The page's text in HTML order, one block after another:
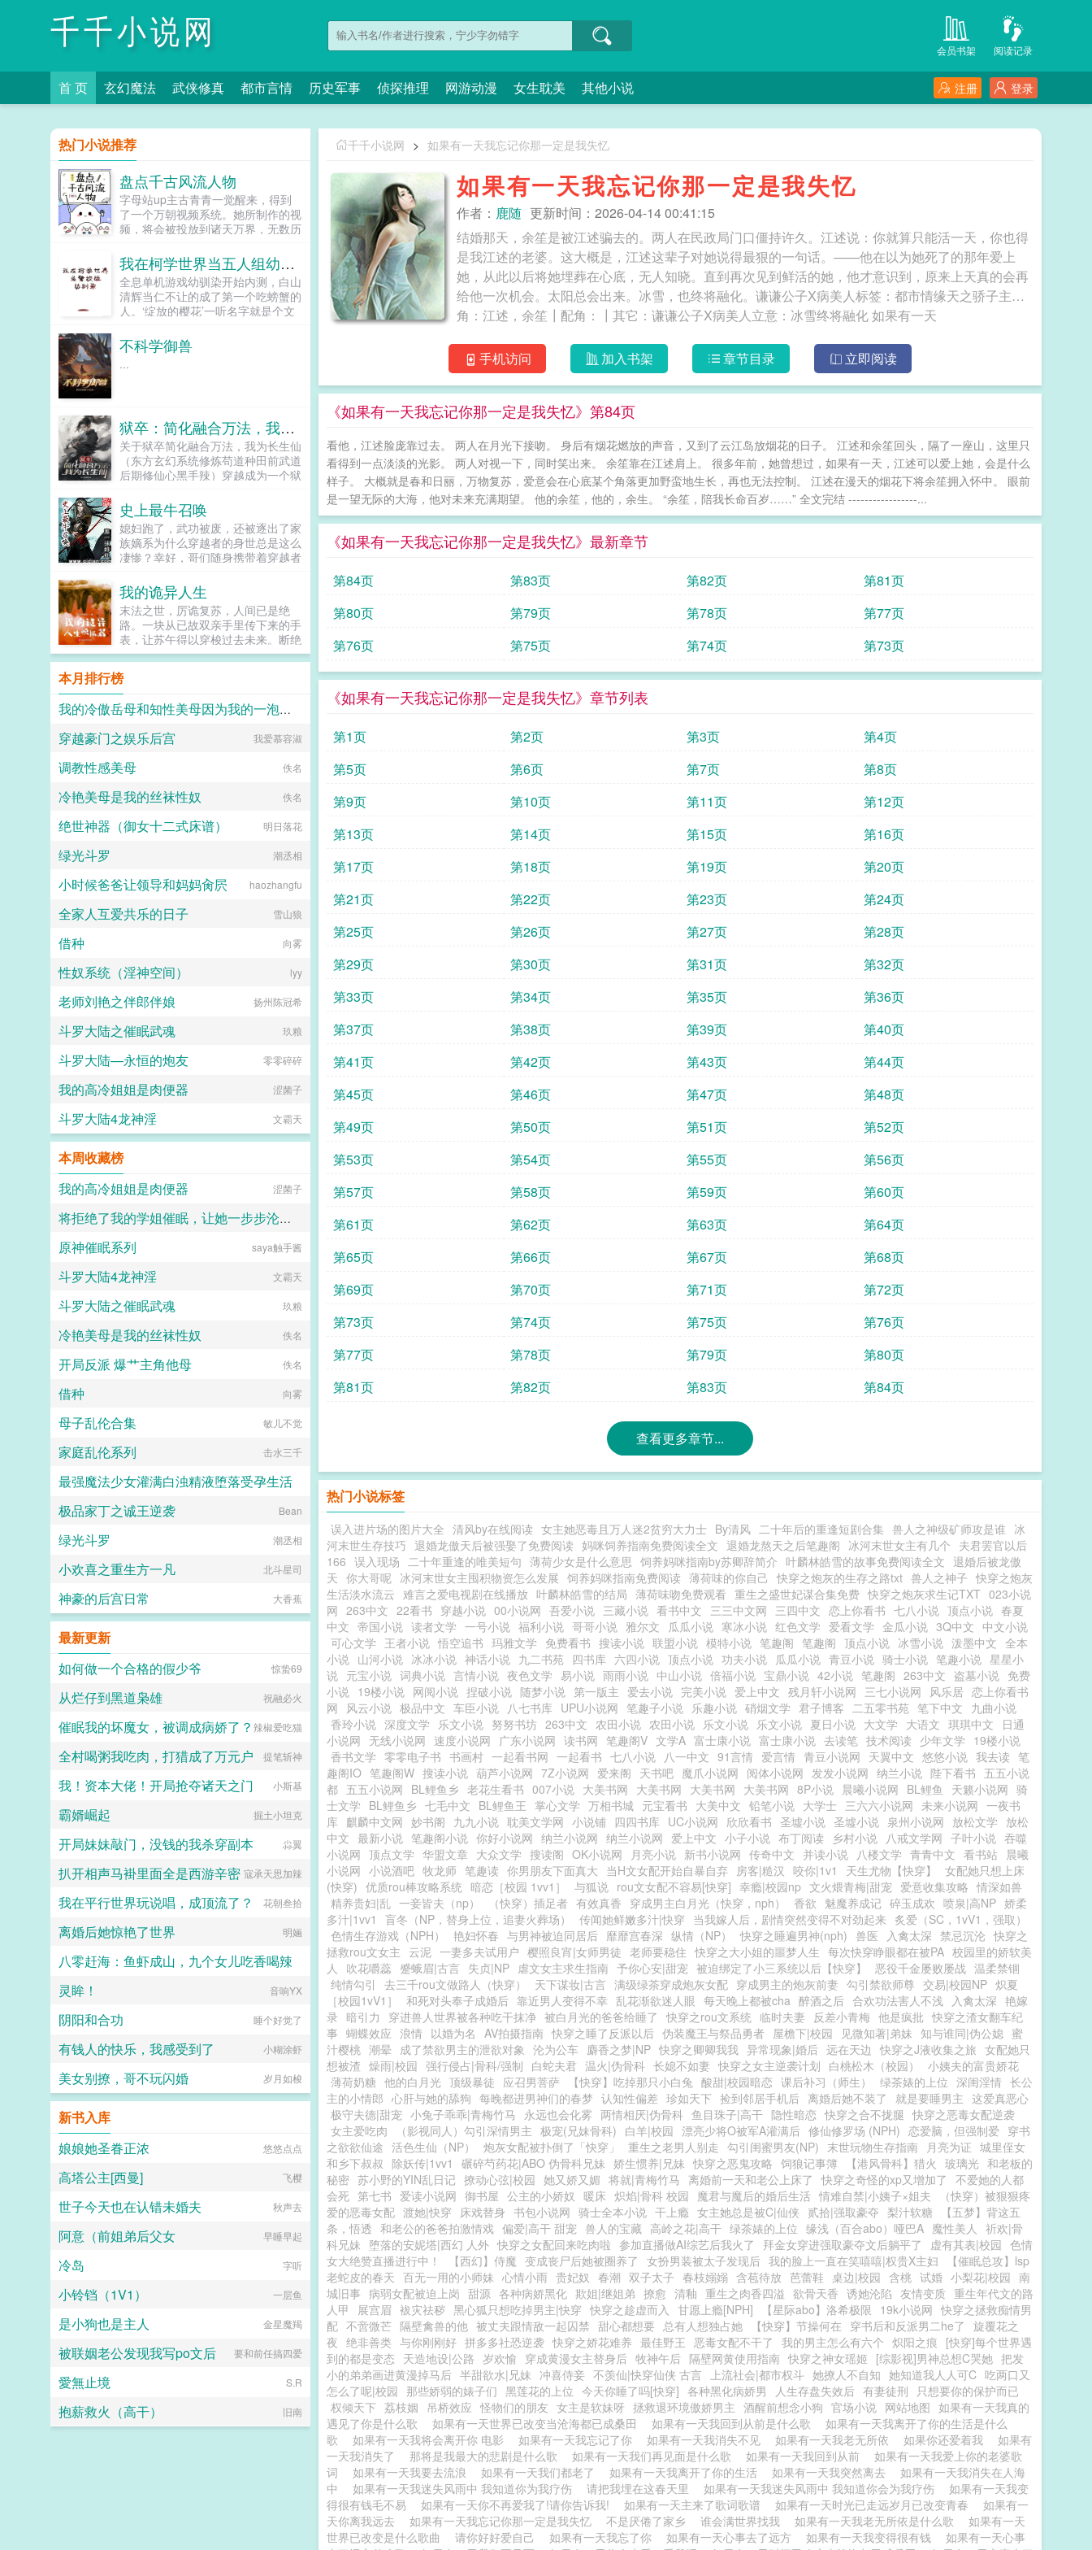
千千小说网 阅读记录
会员书架
首 页 玄幻魔法 武侠修真 都市言情 历史军事 侦探推理 网游动漫 女生耽美 其他小说 登录
注册
千千小说网 > 如果有一天我忘记你那一定是我失忆
如果有一天我忘记你那一定是我失忆
作者： 鹿随 更新时间：2026-04-14 00:41:15
结婚那天，余笙是被江述骗去的。两人在民政局门口僵持许久。江述说：你就算只能活一天，你也得
是我江述的老婆。这大概是，江述这辈子对她说得最狠的一句话。——他在以为她死了的那年爱上
她，从此以后将她埋葬在心底，无人知晓。直到再次见到鲜活的她，他才意识到，原来上天真的会再
给他一次机会。太阳总会出来。冰雪，也终将融化。谦谦公子X病美人标签：都市情缘天之骄子主
角：江述，余笙┃配角：┃其它：谦谦公子X病美人立意：冰雪终将融化 如果有一天
手机访问 加入书架 章节目录 立即阅读
《如果有一天我忘记你那一定是我失忆》第84页
看他，江述脸庞靠过去。 两人在月光下接吻。 身后有烟花燃放的声音，又到了云江岛放烟花的日子。 江述和余笙回头，隔了一座山，这里只
看得到一点淡淡的光影。 两人对视一下，同时笑出来。 余笙靠在江述肩上。 很多年前，她曾想过，如果有一天，江述可以爱上她，会是什么
样子。 大概就是春和日丽，万物复苏，爱意会在心底某个角落更加野蛮地生长，再也无法控制。 江述在漫天的烟花下将余笙拥入怀中。 眼前
是一望无际的大海，他对未来充满期望。 他的余笙，他的，余生。 “余笙，陪我长命百岁……” 全文完结 -----------------...
《如果有一天我忘记你那一定是我失忆》最新章节
第84页 第83页 第82页
第81页
第80页
第79页 第78页
第77页
第76页
第75页 第74页 第73页
《如果有一天我忘记你那一定是我失忆》章节列表
第1页 第2页 第3页
第4页
第5页
第6页 第7页
第8页
第9页
第10页 第11页
第12页
第13页
第14页 第15页
第16页
第17页
第18页 第19页
第20页
第21页
第22页 第23页
第24页
第25页
第26页 第27页
第28页
第29页
第30页 第31页
第32页
第33页
第34页 第35页
第36页
第37页
第38页 第39页
第40页
第41页
第42页 第43页
第44页
第45页
第46页 第47页
第48页
第49页
第50页 第51页
第52页
第53页
第54页 第55页
第56页
第57页
第58页 第59页
第60页
第61页
第62页 第63页
第64页
第65页
第66页 第67页
第68页
第69页
第70页 第71页
第72页
第73页
第74页 第75页
第76页
第77页
第78页 第79页
第80页
第81页
第82页 第83页 第84页
查看更多章节...
热门小说标签
误入进片场的图片大全 清风by在线阅读 女主她恶毒且万人迷2贫穷大力士 By清风 二十年后的重逢短剧合集 兽人之神级矿师攻是谁 冰
河末世生存技巧 退婚龙傲天后被强娶了免费阅读 妈咪饲养指南免费阅读全文 退婚龙熬天之后笔趣阁 冰河末世女主有几个 夫君罢官以后
166 误入现场 二十年重逢的唯美短句 薄荷少女是什么意思 饲养妈咪指南by苏卿辞简介 叶麟林皓雪的故事免费阅读全文 退婚后被龙傲
天 你大哥呢 冰河末世女主囤积物资怎么发展 饲养妈咪指南免费阅读 薄荷味的你自己 快穿之炮灰的生存之路txt 兽人之神子 快穿之炮灰
生活淡水流云 难言之爱电视剧在线播放 叶麟林皓雪的结局 薄荷味吻免费观看 重生之盛世妃谋合集免费 快穿之炮灰求生记TXT 023小说
网 263中文 22看书 穿越小说 00小说网 吾爱小说 三藏小说 看书中文 三三中文网 三四中文 恋上你看书 七八小说 顶点小说 春夏
中文 帝国小说 读者文学 一号小说 福利小说 哥哥小说 雅尔文 瓜瓜小说 寒冰小说 红色文学 爱看文学 金瓜小说 3Q中文 中文小说
可心文学 王者小说 悟空追书 玛雅文学 免费看书 搜读小说 联盟小说 模特小说 笔趣阁 笔趣阁 顶点小说 冰雪小说 泼墨中文 全本
小说 山河小说 冰冰小说 神话小说 九二书苑 四书库 六四小说 顶点小说 功夫小说 瓜瓜小说 青豆小说 骑士小说 笔趣小说 星星小
说 元宝小说 词典小说 言情小说 夜色文学 易小说 雨雨小说 中山小说 倍福小说 宝鼎小说 42小说 笔趣阁 263中文 盗墓小说 免费
小说 19楼小说 网阅小说 捏破小说 随梦小说 第一版主 爱去小说 完美小说 爱上中文 残月轩小说网 三七小说网 风乐居 恋上你看书
网
风云小说 极品中文 车臣小说 八七书库 UPU小说网 笔趣子小说 乐趣小说 硝烟文学 君子博客 二五零书苑 笔下中文 九曲小说
香玲小说 深度文学 乐文小说 努努书坊 263中文 农田小说 农田小说 乐文小说 乐文小说 夏日小说 大文学 大语文 琪琪中文
日通
小说网 无线小说网 速度小说网 广东小说网 读书网 笔趣阁V 文学A 富士康小说 富士康小说 去读笔 技术阅读 少年文学 19楼小说
香书文学 零零电子书 书画村 一起看书网 一起看书 七八小说 八一中文 91言情 爱言情 青豆小说网 天翼中文 悠悠小说 我去读 笔
趣阁IO 笔趣阁W 搜读小说 葫芦小说网 7Z小说网 爱来阁 天书吧 魔爪小说网 阅体小说网 发发小说网 纳兰小说 陛下看书 五五小说
都 五五小说网 BL鲤鱼乡 老花生看书 007小说 大美书网 大美书网 大美书网 大美书网 8P小说 晨曦小说网 BL鲤鱼 天籁小说网 骑
士文学 BL鲤鱼乡 七毛中文 BL鲤鱼王 掌心文学 万相书城 元宝看书 大美中文 铅笔小说 大学士 三六六小说网 未来小说网 一夜书
库 麒麟中文网 妙书阁 九九小说 耽美文学网 小说铺 四四书库 UC小说网 欣欣看书 圣墟小说 圣墟小说 泉州小说网 放松文学 放松
中文 最新小说 笔趣阁小说 你好小说网 纳兰小说网 纳兰小说网 爱上中文 小子小说 布丁阅读 乡村小说 八戒文学网 子叶小说 吞噬
小说网 顶点文学 华盟文章 大众文学 搜读阁 OK小说网 月亮小说 新书小说网 传奇中文 并读小说 八楼文学 青青中文 看书站 晨曦
小说网 小说酒吧 牧龙师 笔趣读 你男朋友下面真大 当H文女配开始自暴自弃 房客|糙汉 咬你|1v1 天生尤物【快穿】
女配她只想上床
(快穿) 优质rou棒攻略系统 暗恋［校园 1vv1］ 与狐说 rou文女配不容易[快穿] 幸瘾|校园np 文火煨青梅|甜宠 爱意收集攻略 情深如兽
精养贵妇|乱 一妾皆夫（np） （快穿）插足者 有效真香 穿成男主白月光（快穿，nph） 香欲 魅魔养成记 碎玉成欢 喷泉|高NP 娇柔
多汁|1vv1
盲冬（NP，替身上位，追妻火葬场） 传闻她鲜嫩多汁|快穿 当我嫁人后，剧情突然变得不对劲起来 炙爱（SC，1vV1，强取）
色情生存游戏（NPH）
艳妇怀春 与男神被迫同居后 靡靡宫春深 纵情（NP） 快穿之睡遍男神(nph) 兽医 入禽太深 禁忌沉沦 快穿之
拯救rou文女主 云泥 一妻多夫试用户 樱照良宵|女师男徒 老师要稳住 快穿之大小姐的噩梦人生 每次快穿睁眼都在被PA 校园里的娇软美
人
吹花嚼蕊 蹙蛾眉|古言 失贞|NP 虐文女主求生指南 予你心安|甜宠 被迫绑定了小三系统以后【快穿】 恶役千金屡败屡战 温柔禁锢
纯情勾引
去三千rou文做路人（快穿） 天下谋妆|古言 满级绿茶穿成炮灰女配 穿成男主的炮灰前妻 勾引禁欲师尊 交易|校园NP 炽夏
［校园1vV1］
和死对头奉子成婚后 靠近男人变得不幸 乱花渐欲迷人眼 每天晚上都被cha 醉酒之后 合欢功法害人不浅 入禽太深 艳嫁
录 暗引力 穿进兽人世界被各种吃干抹净 被白月光的爸爸给睡了 快穿之rou文系统 临时夫妻 反差小青梅 他是疯批 快穿之渣女翻车纪
事 蝴蝶效应 浪情 以婚为名 AV拍摄指南 快穿之睡了反派以后 伪装魔王与祭品勇者 屋檐下|校园 见微知著|弟妹 知与谁同|伪公媳 蜜
汁樱桃 潮晕 成了禁欲男主的泄欲对象 沦为公车 麝香之梦|NP 快穿之卿卿我我 异常现象|婚后 远在天边 快穿之J液收集之旅 女配她只
想被渣 燥雨|校园 强行侵占|骨科/强制 白蛇夫君 温火|伪骨科 长媳不如妻 快穿之女主逆袭计划 白桃松木（校园）
小姨夫的富贵娇花
薄荷奶糖 他的白月光 顶级暴徒 应召男菩萨 【快穿】吃掉那只小白兔 酸甜|校园暗恋 课后补习（师生） 绿茶婊的上位 深闺淫情 长公
主的小情郎 心肝与她的舔狗 每晚都进男神们的春梦 认知性偏差 珍如天下 捡到邻居手机后 离婚后她不装了 就是要睡男主 这爱真恶心
极守夫德|甜宠 小兔子乖乖|青梅竹马 永远也会化雾 两情相厌|伪骨科 鱼目珠子|高干 隐性暗恋 快穿之合不拢腿 快穿之恶毒女配逆袭
女主爱吃肉
（影视同人）勾引深情男主 极宠(兄妹骨科) 白羊|校园 漂亮少将O被军A灌满后 修仙修罗场 (NPH) 恋爱脑，但强制爱 穿书
之欲欲仙途 活色生仙（NP） 炮灰女配被扑倒了「快穿」 重生之老男人别走 勾引闺蜜男友(NP) 末世玩物生存指南 月亮为证 城里侄女
和乡下叔叔 除妖传|1vv1 碾碎芍药花|ABO 伪骨科兄妹 娇生惯养|兄妹 快穿之恶鬼攻略 饲狼记事簿 【港风骨科】猎火 玻璃光 和老板的
秘密 苏小野的YIN乱日记 撩动心弦|校园 她又娇又媚 将就|青梅竹马 离婚前一天和老公上床了 快穿之奇怪的xp又增加了 不爱她的人都
会死 第七书 爱读小说网 御书屋 公主的小娇奴 暖床 炽焰|骨科 校园 魔君与魔后的婚后生活 情难自禁|小姨子×姐夫
（快穿）被狠狠疼
爱的恶毒女配 渡她|快穿 床戏替身 书包小说网 骑士全本小说 干上瘾 女主她总是被C|仙侠 贰拾|强取豪夺 梨汁软糖
【五梦】背这五
条，悟透 和老公的爸爸拍激情戏 偏爱|高干 甜宠 兽人的宝藏 高岭之花|高干 绿茶婊的上位 缘浅（百合abo）哑巴A 魔性美人 祈欢|骨
科兄妹 堕落的安妮塔|西幻 人外 快穿之女配回来吃肉啦 参加直播做AI综艺后我火了 拜金女穿进强取豪夺文后躺平了 虚有其表|校园 色情
女大绝赞直播进行中！
【西幻】侍魔 变成丧尸后她被圈养了 女扮男装被太子发现后 我的脸上一直在笑嘻嘻|权贵X主妇
【催眠总攻】lsp
老蛇皮的春天 百无一用的小师妹 心情小雨 贵妃奴 春潮 双子太子 春枝嫋嫋 含苞待放 芭蕾鞋 桌边|校园 含桃 试婚 小梨花|校园 南
城旧事 病弱女配被迫上岗 甜源 各种病娇黑化 欺姐|继姐弟 撩愈 清釉 重生之肉香四溢 欲骨天香 诱她沦陷 友情变质 重生年代文的路
人甲
展宫眉 袚灾祛秽 黑心狐只想吃掉男主|快穿 快穿之趁虚而入 甘愿上瘾[NPH] 【星际abo】洛希极限 19k小说网 快穿之拯救痴情男
配 不啻微芒 隔壁禽兽的他 被丈夫跟情敌一起囚禁 甜心都想要 总有人想独占她 【快穿】节操何在 穿书后和反派男二he了 旋覆花之
夜 绝非善类 与你刚刚好 拼多多社恐逆袭 快穿之娇花难养 最佳野王 恶毒女配不干了 我的男主怎么有六个 炽阳之痕 [快穿]每个世界遇
到的都是变态 天造地设|公路 岁欢愉 穿成黄漫女主替身后 牧神午后 隔壁网黄使用指南 快穿之神女瑶姬 [综影视]男神总想C哭她 把发
小的弟弟画进黄漫掉马后 半甜欲水|兄妹 冲喜侍妾 不羡仙|快穿仙侠 古言 上流社会|都市权斗 她撩人不自知 她知道我人人可C 吃两口又
怎么了呢|校园 那些娇弱的婊子们 黑莲花的上位 今天你睡了吗[快穿] 各种黑化病娇男 人生存盘失效后 有妻徒刑
只想要你的保护而已
权倾天下 荔枝姻 吊桥效应 怪物们的朋友 女主是软妹呀 拯救退环境傲娇男主 酒醒前想念小狗 官场小说 网站地图 如果有一天我真的
遇见了你是什么歌
如果有一天世界已改变当沧海都已成桑田 如果有一天我回到从前是什么歌
如果有一天我离开了你的生活是什么
歌
如果有一天我将会离开你 电影 如果有一天我忘记了你 如果有一天我消失不见 如果有一天我老无所依 如果你还爱着我
如果有
一天我消失了
那将是我最大的悲剧是什么歌 如果有一天我们再见面是什么歌 如果有一天我回到从前
如果有一天我爱上你的老婆歌
词
如果有一天我要去流浪 如果有一天我们都老了 如果有一天我离开了你的生活 如果有一天我突然离去
如果有一天我消失在人海
中
如果有一天我迷失风雨中 我知道你为我疗伤 请把我埋在这春天里 如果有一天我迷失风雨中 我知道你会为我疗伤
如果有一天我变
得很有钱毛不易
如果有一天你不再爱我了!请你告诉我! 如果有一天主来了歌词歌谱 如果有一天时光已走远岁月已改变青春
如果有一
天你离我远去
如果有一天我忘记你那一定是我失忆 不是厌倦了家乡 谁会满世界找我 如果有一天我老无所依是什么歌
如果有一天
世界已改变是什么歌曲
请你好好爱自己 如果有一天我忘了你 如果有一天心事去了远方 如果有一天我变得很有钱
如果有一天心事
热门小说推荐
盘点千古风流人物
字母站up主古青青一觉醒来，得到
了一个万朝视频系统。她所制作的视
频，将会被投放到诸天万界，无数历
行世界之中，天空骤然浮现水幕。白
玉京上的仙人施展留影法术，降下...
我在柯学世界当五人组幼驯染
全息单机游戏幼驯染开始内测，白山
清辉当仁不让的成了第一个吃螃蟹的
人。‘绽放的樱花’一听名字就是个文
有五位，分别是某叼牙签爽朗硬汉某
温柔又可怕的凤眼假酒某黑卷...
不科学御兽
...
狱卒：简化融合万法，我为长生仙
关于狱卒简化融合万法，我为长生仙
（东方玄幻系统修炼苟道种田前武道
后期修仙心黑手辣）穿越成为一个狱
把功法修炼简化成呼吸吃饭喝水那么
简单。他决定苟在天牢看世间百态，
在历史中修炼，求证长生。...
史上最牛召唤
媳妇跑了，武功被废，还被逐出了家
族嫡系为什么穿越者的身世总是这么
凄惨？幸好，哥们随身携带着穿越者
间！刀剑枪械...
我的诡异人生
末法之世，厉诡复苏，人间已是绝
路。一块从已故双亲手里传下来的手
表，让苏午得以穿梭过去未来。断绝
于过去的古老传承口口相传的禁忌沦
落于尘埃里的技艺，由此重新焕发生
机。...
本月排行榜
我的冷傲岳母和知性美母因为我的一泡精液成为了熟女便器 (无绿版)
hanshengjiang
穿越豪门之娱乐后宫 我爱慕容淑
调教性感美母 佚名
冷艳美母是我的丝袜性奴 佚名
绝世神器（御女十二式床谱） 明日落花
绿光斗罗 潮丞相
小时候爸爸让领导和妈妈肏屄 haozhangfu
全家人互爱共乐的日子 雪山狼
借种 向雾
性奴系统（淫神空间） lyy
老师刘艳之伴郎伴娘 扬州陈冠希
斗罗大陆之催眠武魂 玖粮
斗罗大陆—永恒的炮友 零零碎碎
我的高冷姐姐是肉便器 涩菌子
斗罗大陆4龙神淫 文霸天
本周收藏榜
我的高冷姐姐是肉便器
涩菌子
将拒绝了我的学姐催眠，让她一步步沦陷为我的母狗（把背叛自己的学姐变成对自己忠心耿耿的母狗）
jiuliang
原神催眠系列 saya触手酱
斗罗大陆4龙神淫 文霸天
斗罗大陆之催眠武魂 玖粮
冷艳美母是我的丝袜性奴 佚名
开局反派 爆艹主角他母 佚名
借种 向雾
母子乱伦合集 敏儿不觉
家庭乱伦系列 击水三千
最强魔法少女灌满白浊精液堕落受孕生活
水少多文酱
极品家丁之诚王逆袭 Bean
绿光斗罗 潮丞相
小欢喜之重生方一凡 北斗星司
神豪的后宫日常 大香蕉
最新更新
如何做一个合格的假少爷
惊蛰69
从烂仔到黑道枭雄 祝融必火
催眠我的坏魔女，被调成病娇了？ 辣椒爱吃猫
全村喝粥我吃肉，打猎成了万元户 提笔斩神
我！资本大佬！开局抢夺诸天之门 小斯基
霸婿崛起 掘土小坦克
开局妹妹敲门，没钱的我杀穿副本 尛翼
扒开相声马褂里面全是西游辛密 寇承天思加辣
我在平行世界玩说唱，成顶流了？ 花朝叁拾
离婚后她惊艳了世界 明婳
八零赶海：鱼虾成山，九个女儿吃香喝辣
夕北
灵眸！ 音响YX
阴阳和合功 睡个好觉了
有钱人的快乐，我感受到了 小糊涂虾
美女别撩，哥不玩闪婚 岁月如梭
新书入库
娘娘她圣眷正浓
悠悠点点
高塔公主[西曼] 飞樱
世子今天也在认错未婚夫 秋声去
阿意（前姐弟后父女 早睡早起
冷岛 字听
小铃铛（1V1） 一层鱼
是小狗也是主人 金星魔羯
被联姻老公发现我写po文后 要和前任搞四爱
愛無止境 S.R
抱薪救火（高干） 旧南